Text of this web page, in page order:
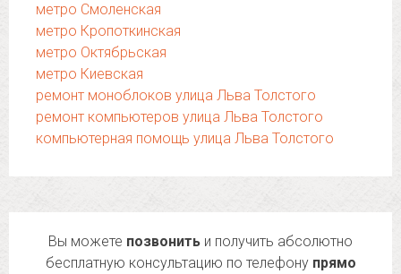
метро Смоленская
метро Кропоткинская
метро Октябрьская
метро Киевская
ремонт моноблоков улица Льва Толстого
ремонт компьютеров улица Льва Толстого
компьютерная помощь улица Льва Толстого
Вы можете позвонить и получить абсолютно
бесплатную консультацию по телефону прямо